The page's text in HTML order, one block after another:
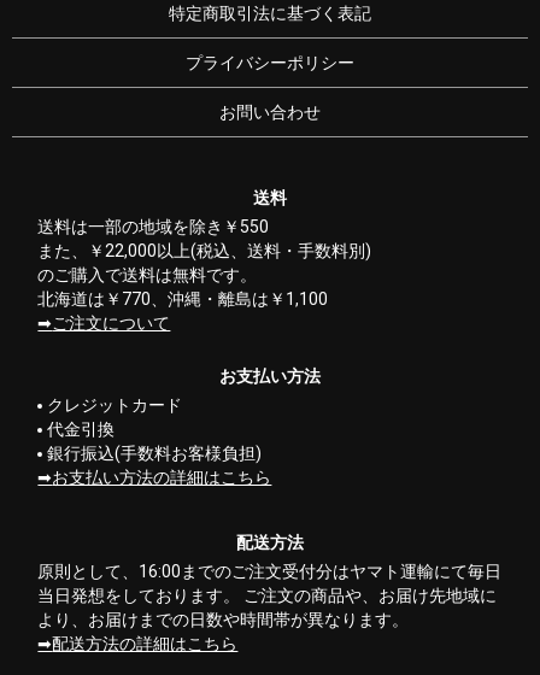
特定商取引法に基づく表記
プライバシーポリシー
お問い合わせ
送料
送料は一部の地域を除き￥550
また、￥22,000以上(税込、送料・手数料別)
のご購入で送料は無料です。
北海道は￥770、沖縄・離島は￥1,100
ご注文について
お支払い方法
クレジットカード
代金引換
銀行振込(手数料お客様負担)
お支払い方法の詳細はこちら
配送方法
原則として、16:00までのご注文受付分はヤマト運輸にて毎日
当日発想をしております。 ご注文の商品や、お届け先地域に
より、お届けまでの日数や時間帯が異なります。
配送方法の詳細はこちら